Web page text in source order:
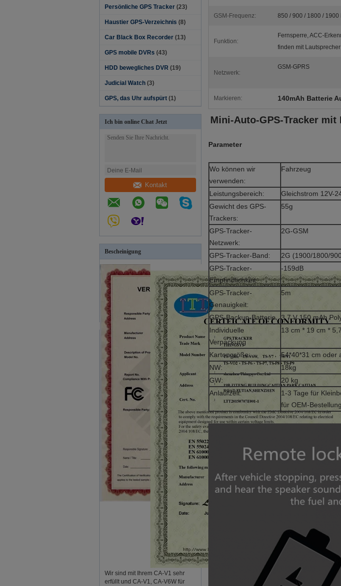
Persönliche GPS Tracker (23)
Haustier GPS-Verzeichnis (8)
Car Black Box Recorder (13)
GPS mobile DVRs (43)
HDD bewegliches DVR (19)
Judicial Watch (3)
GPS, das Uhr aufspürt (1)
Ich bin online Chat Jetzt
Kontakt
Bescheinigung
Wir sind mit Ihrem CA-V1 sehr
erfüllt und CA-V1, CA-V6W für
GSM-Frequenz: 850 / 900 / 1800 / 1900
Funktion:
Fernsperre, ACC-
finden mit Lautsprecher
Netzwerk:
GSM-GPRS
Markieren: 140mAh Batterie
Mini-Auto-GPS-Tracker
Parameter
Wo können wir
verwenden:
Fahrzeug
Leistungsbereich:
Gleichstrom 12V-
Gewicht des GPS-
Trackers:
55g
GPS-Tracker-
Netzwerk:
2G-GSM
GPS-Tracker-Band:
2G (1900/1800/
GPS-Tracker-
Empfindlichkeit:
-159dB
GPS-Tracker-
Genauigkeit:
5m
GPS-Backup-Batterie
3,7 V 150 mAh
Individuelle
Verpackung
13 cm * 19 cm *
Kartongröße:
54*40*31 cm oder
NW:
18kg
GW:
20 kg
Anlaufzeit:
1-3 Tage für
für OEM-